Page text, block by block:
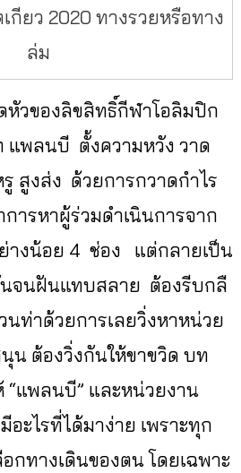
กียว 2020 ทางรวยหรือทาง
ล่ม
หัวของลิขสิทธิ์กีฬาโอลิมปิก
แพลนบี ตั้งความหวัง วาด
สูงส่ง ด้วยการกวาดกำไร
ารหาผู้ร่วมดำเนินการจาก
างน้อย 4 ช่อง แต่กลายเป็น
นจนฝันแทบสลาย ต้องรีบกลื
นท่าด้วยการเลยวิ่งหาหน่วย
น ต้องวิ่งกันให้ขาขวิด บท
“แพลนบี” และหน่วยงาน
ะไรที่ได้มาง่าย เพราะทุก
อกทางเดินของตน โดยเฉพาะ